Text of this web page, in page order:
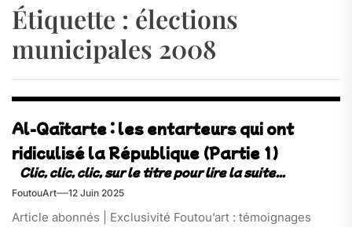
Étiquette : élections
municipales 2008
Al-Qaïtarte : les entarteurs qui ont
ridiculisé la République (Partie 1)
FoutouArt 12 Juin 2025
Article abonnés | Exclusivité Foutou’art : témoignages